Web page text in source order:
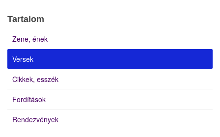
Tartalom
Zene, ének
Versek
Cikkek, esszék
Fordítások
Rendezvények